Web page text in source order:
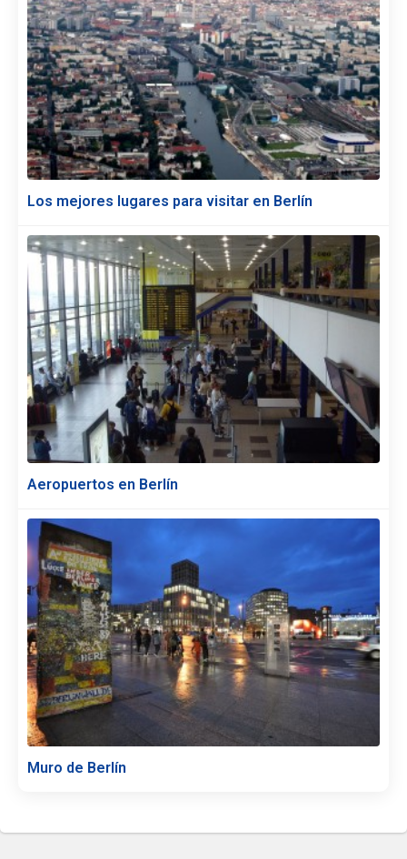
Los mejores lugares para visitar en Berlín
Aeropuertos en Berlín
Muro de Berlín